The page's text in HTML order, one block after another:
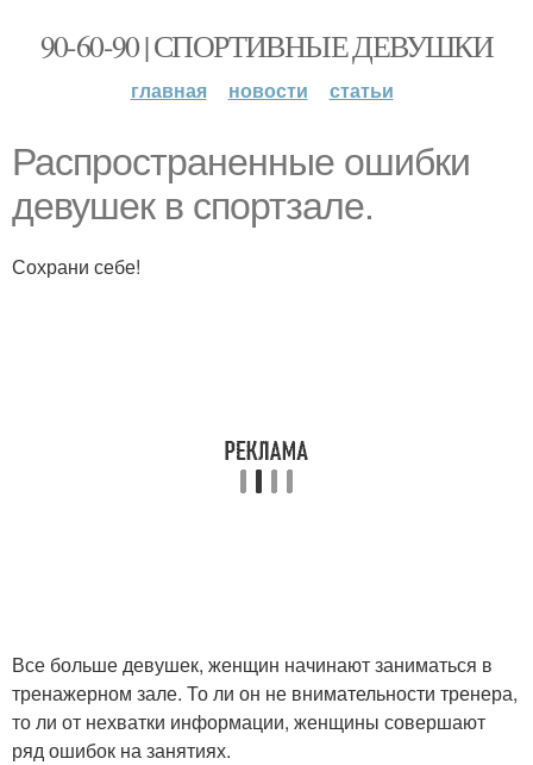
90-60-90 | СПОРТИВНЫЕ ДЕВУШКИ
главная новости статьи
Распространенные ошибки
девушек в спортзале.
Сохрани себе!
Все больше девушек, женщин начинают заниматься в
тренажерном зале. То ли он не внимательности тренера,
то ли от нехватки информации, женщины совершают
ряд ошибок на занятиях.